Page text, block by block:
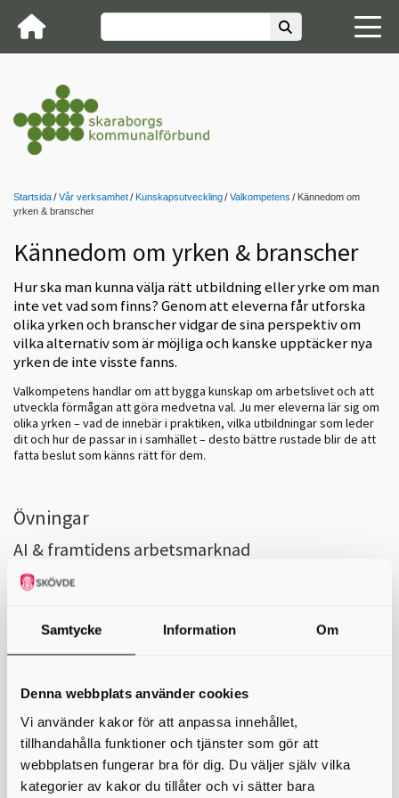
Samtycke Information Om
Denna webbplats använder cookies
Vi använder kakor för att anpassa innehållet,
tillhandahålla funktioner och tjänster som gör att
webbplatsen fungerar bra för dig. Du väljer själv vilka
kategorier av kakor du tillåter och vi sätter bara
Startsida Vår verksamhet Kunskapsutveckling Valkompetens
Kännedom om
yrken & branscher
Kännedom om yrken & branscher
Hur ska man kunna välja rätt utbildning eller yrke om man
inte vet vad som finns? Genom att eleverna får utforska
olika yrken och branscher vidgar de sina perspektiv om
vilka alternativ som är möjliga och kanske upptäcker nya
yrken de inte visste fanns.
Valkompetens handlar om att bygga kunskap om arbetslivet och att
utveckla förmågan att göra medvetna val. Ju mer eleverna lär sig om
olika yrken – vad de innebär i praktiken, vilka utbildningar som leder
dit och hur de passar in i samhället – desto bättre rustade blir de att
fatta beslut som känns rätt för dem.
Övningar
AI & framtidens arbetsmarknad
I övningenAI & framtidens arbetsmarknad
tankar om hur AI kommer påverka olika yrken och reflektera över
Entreprenörskap
genom träning i entreprenöriellt lärande.
Yrkesbibliotek
Yrkesbiblioteket
är inte en enskild övning, utan en samling korta
filmer som syftar till att ge inblick i olika yrken och branscher.
Materialet täcker allt från praktiska till teoretiska yrken, offentliga